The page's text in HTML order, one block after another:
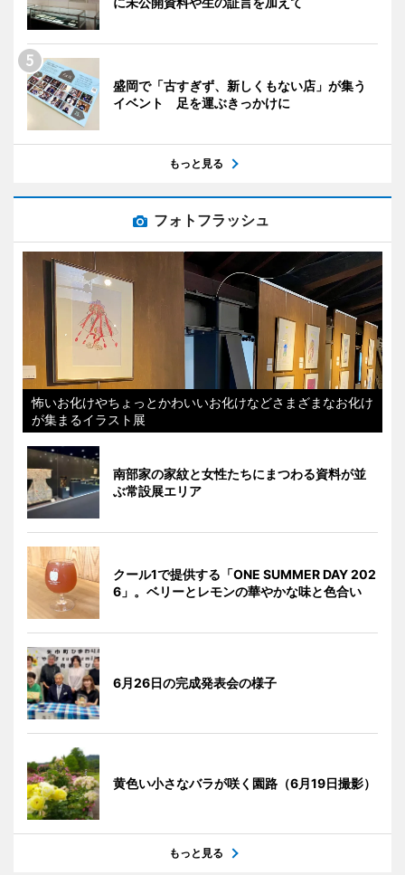
盛岡で「古すぎず、新しくもない店」が集う
イベント 足を運ぶきっかけに
もっと見る
フォトフラッシュ
怖いお化けやちょっとかわいいお化けなどさまざまなお化け
が集まるイラスト展
南部家の家紋と女性たちにまつわる資料が並
ぶ常設展エリア
クール1で提供する「ONE SUMMER DAY 202
6」。ベリーとレモンの華やかな味と色合い
6月26日の完成発表会の様子
黄色い小さなバラが咲く園路（6月19日撮影）
もっと見る